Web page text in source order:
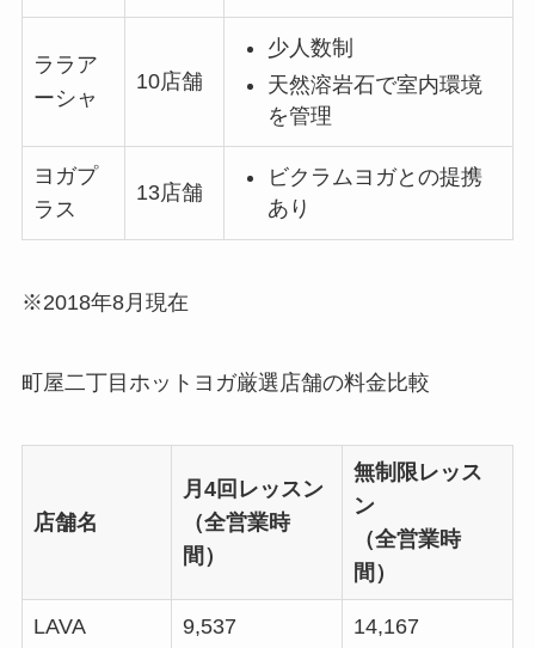
ララア
ーシャ
10店舗
少人数制
天然溶岩石で室内環境
を管理
ヨガプ
ラス
13店舗
ビクラムヨガとの提携
あり
※2018年8月現在
町屋二丁目ホットヨガ厳選店舗の料金比較
店舗名
月4回レッスン
（全営業時
間）
無制限レッス
ン
（全営業時
間）
LAVA 9,537 14,167